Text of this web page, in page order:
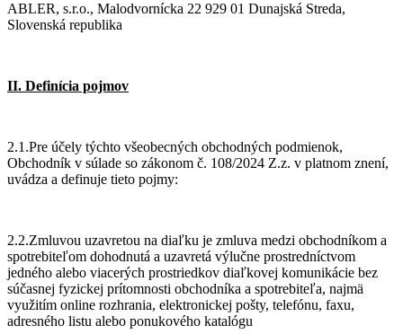
ABLER, s.r.o., Malodvornícka 22 929 01 Dunajská Streda,
Slovenská republika
II. Definícia pojmov
2.1.Pre účely týchto všeobecných obchodných podmienok,
Obchodník v súlade so zákonom č. 108/2024 Z.z. v platnom znení,
uvádza a definuje tieto pojmy:
2.2.Zmluvou uzavretou na diaľku je zmluva medzi obchodníkom a
spotrebiteľom dohodnutá a uzavretá výlučne prostredníctvom
jedného alebo viacerých prostriedkov diaľkovej komunikácie bez
súčasnej fyzickej prítomnosti obchodníka a spotrebiteľa, najmä
využitím online rozhrania, elektronickej pošty, telefónu, faxu,
adresného listu alebo ponukového katalógu